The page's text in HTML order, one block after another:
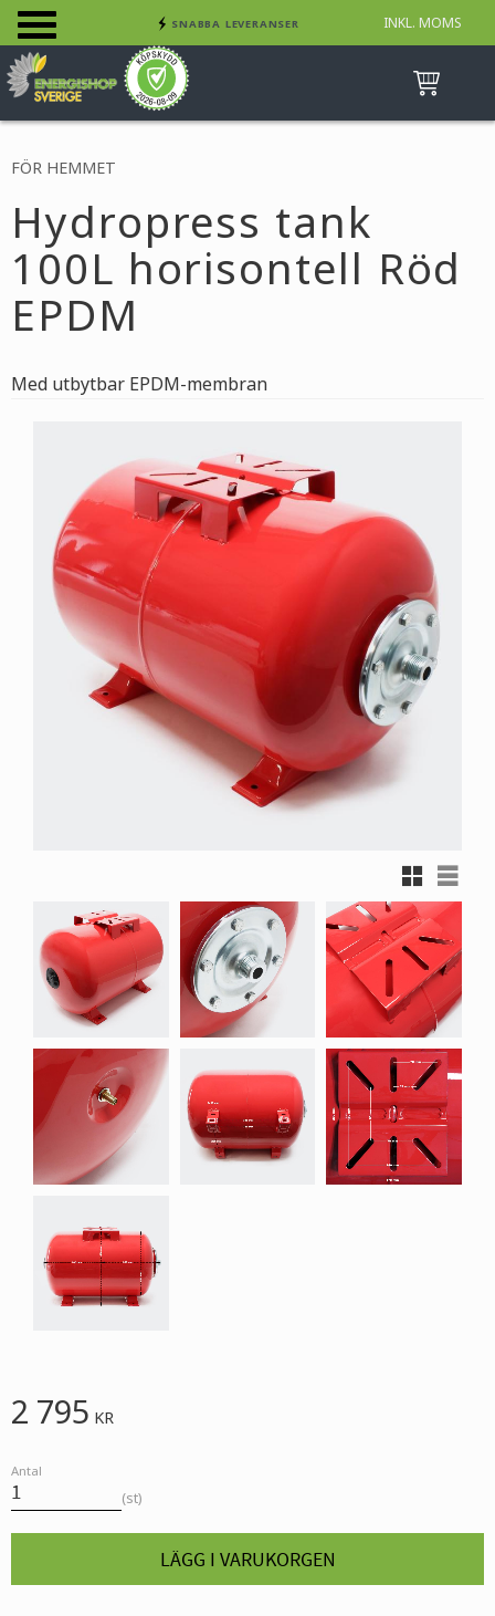
Meny
INKL. MOMS
SNABBA LEVERANSER
BETALA SÄKERT MED KORT, FAKTURA &
SWISH
FÖR HEMMET
Hydropress tank
100L horisontell Röd
EPDM
Med utbytbar EPDM-membran
Rutnätsvy
Listvy
2 795 KR
Antal
st